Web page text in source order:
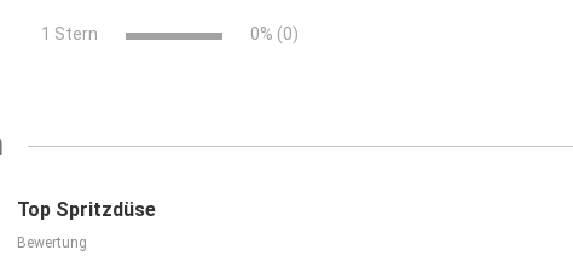
1 Stern 0% (0)
Top Spritzdüse
Bewertung